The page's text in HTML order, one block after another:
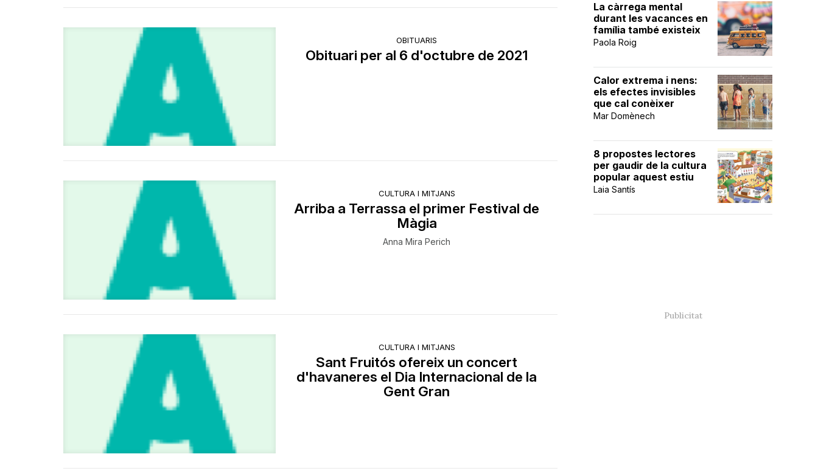
OBITUARIS
Obituari per al 6 d'octubre de 2021
CULTURA I MITJANS
​Arriba a Terrassa el primer Festival de
Màgia
Anna Mira Perich
CULTURA I MITJANS
Sant Fruitós ofereix un concert
d'havaneres el Dia Internacional de la
Gent Gran
La càrrega mental
durant les vacances en
família també existeix
Paola Roig
Calor extrema i nens:
els efectes invisibles
que cal conèixer
Mar Domènech
8 propostes lectores
per gaudir de la cultura
popular aquest estiu
Laia Santís